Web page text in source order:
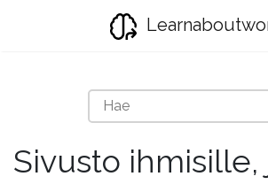
Sivusto ihmisille,